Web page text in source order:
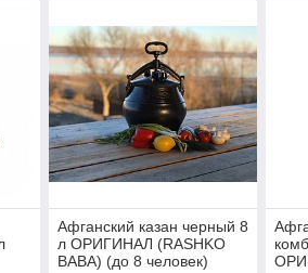
Афганский казан черный 8
л ОРИГИНАЛ (RASHKO
BABA) (до 8 человек)